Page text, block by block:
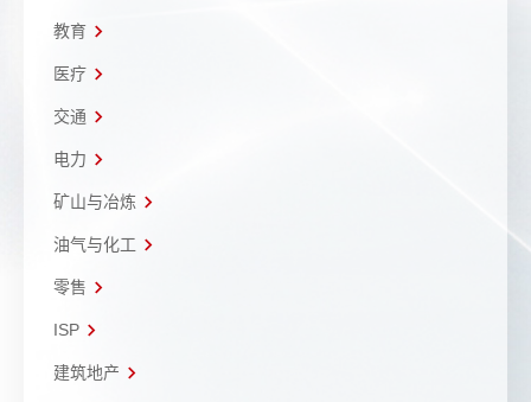
教育
医疗
交通
电力
矿山与冶炼
油气与化工
零售
ISP
建筑地产